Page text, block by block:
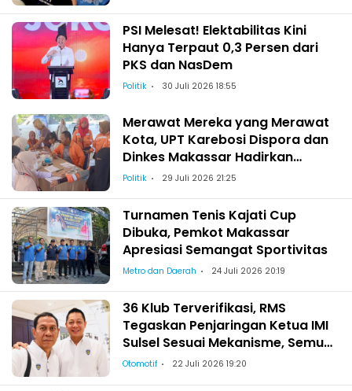
PSI Melesat! Elektabilitas Kini
Hanya Terpaut 0,3 Persen dari
PKS dan NasDem
Politik 30 Juli 2026 18:55
Merawat Mereka yang Merawat
Kota, UPT Karebosi Dispora dan
Dinkes Makassar Hadirkan
Pemeriksaan Kesehatan bagi
Politik 29 Juli 2026 21:25
Turnamen Tenis Kajati Cup
Dibuka, Pemkot Makassar
Apresiasi Semangat Sportivitas
Metro dan Daerah 24 Juli 2026 20:19
36 Klub Terverifikasi, RMS
Tegaskan Penjaringan Ketua IMI
Sulsel Sesuai Mekanisme, Semua
Berhak Maju!
Otomotif 22 Juli 2026 19:20